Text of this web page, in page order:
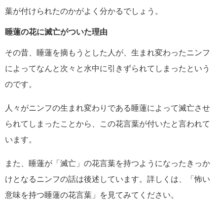
葉が付けられたのかがよく分かるでしょう。
睡蓮の花に滅亡がついた理由
その昔、睡蓮を摘もうとした人が、生まれ変わったニンフ
によってなんと次々と水中に引きずられてしまったという
のです。
人々がニンフの生まれ変わりである睡蓮によって滅亡させ
られてしまったことから、この花言葉が付いたと言われて
います。
また、睡蓮が「滅亡」の花言葉を持つようになったきっか
けとなるニンフの話は後述しています。詳しくは、「怖い
意味を持つ睡蓮の花言葉」を見てみてください。